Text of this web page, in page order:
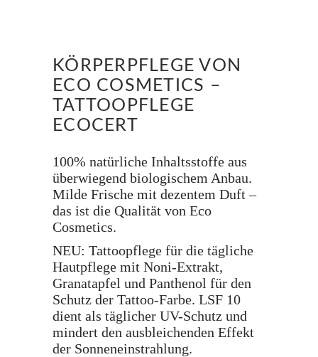
KÖRPERPFLEGE VON
ECO COSMETICS –
TATTOOPFLEGE
ECOCERT
100% natürliche Inhaltsstoffe aus
überwiegend biologischem Anbau.
Milde Frische mit dezentem Duft –
das ist die Qualität von Eco
Cosmetics.
NEU: Tattoopflege für die tägliche
Hautpflege mit Noni-Extrakt,
Granatapfel und Panthenol für den
Schutz der Tattoo-Farbe. LSF 10
dient als täglicher UV-Schutz und
mindert den ausbleichenden Effekt
der Sonneneinstrahlung.